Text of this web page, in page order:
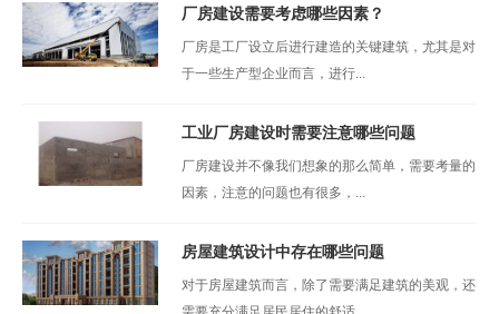
厂房建设需要考虑哪些因素？
厂房是工厂设立后进行建造的关键建筑，尤其是对
于一些生产型企业而言，进行...
工业厂房建设时需要注意哪些问题
厂房建设并不像我们想象的那么简单，需要考量的
因素，注意的问题也有很多，...
房屋建筑设计中存在哪些问题
对于房屋建筑而言，除了需要满足建筑的美观，还